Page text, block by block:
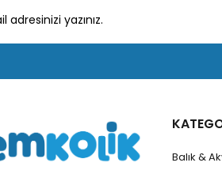
Balık &